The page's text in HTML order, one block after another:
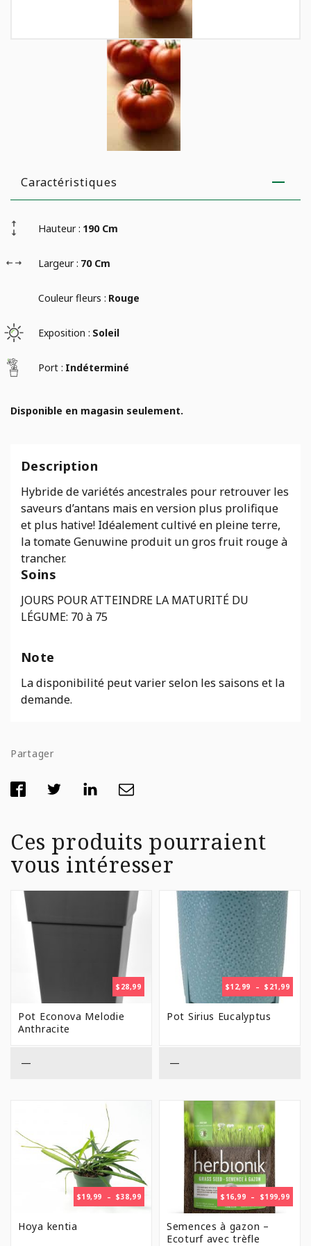
AGRICULTURE URBAINE
Campagne de financement
Caractéristiques
Hauteur : 190 Cm
Largeur : 70 Cm
Couleur fleurs : Rouge
Exposition : Soleil
Port : Indéterminé
Disponible en magasin seulement.
Description
Hybride de variétés ancestrales pour retrouver les
saveurs d’antans mais en version plus prolifique
et plus hative! Idéalement cultivé en pleine terre,
la tomate Genuwine produit un gros fruit rouge à
trancher.
Soins
JOURS POUR ATTEINDRE LA MATURITÉ DU
LÉGUME: 70 à 75
Note
La disponibilité peut varier selon les saisons et la
demande.
Partager
Ces produits pourraient
vous intéresser
$ 28,99
Pot Econova Melodie
Anthracite
—
$12,99 – $ 21,99
DE
Pot Sirius Eucalyptus
—
$19,99 – $38,99PLAGE
DE
Hoya kentia
$ 16,99 – $199,99
DE
Semences à gazon –
Ecoturf avec trèfle